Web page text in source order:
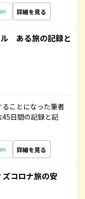
詳細を見る
ある旅の記録と
ことになった筆者
日間の記録と記
詳細を見る
コロナ旅の安